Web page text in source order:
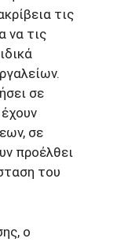
τις
να τις
σε
σε
προέλθει
του
ο